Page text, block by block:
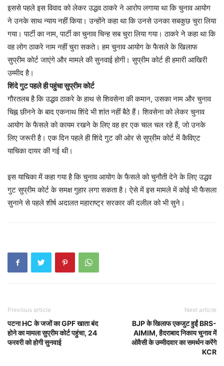
इससे पहले इस विवाद को लेकर उद्धव ठाकरे ने आरोप लगाया था कि चुनाव आयोग
ने उनके साथ न्याय नहीं किया। उन्होंने कहा था कि उनसे उनका सबकुछ चुरा लिया
गया। पार्टी का नाम, पार्टी का चुनाव चिन्ह सब चुरा लिया गया। ठाकरे ने कहा था कि
वह लोग ठाकरे नाम नहीं चुरा सकते। हम चुनाव आयोग के फैसले के खिलाफ
सुप्रीम कोर्ट जाएंगे और मामले की सुनवाई होगी। सुप्रीम कोर्ट ही हमारी आखिरी
उम्मीद है।
शिंदे गुट पहले ही पहुंचा सुप्रीम कोर्ट
गौरतलब है कि उद्धव ठाकरे के हाथ से शिवसेना की कमान, उसका नाम और चुनाव
चिह्न छीनने के बाद एकनाथ शिंदे भी शांत नहीं बैठे हैं। शिवसेना को लेकर चुनाव
आयोग के फैसले को कायम रखने के लिए वह हर एक चाल चल रहे हैं, जो उनके
लिए जरूरी है। एक दिन पहले ही शिंदे गुट की ओर से सुप्रीम कोर्ट में कैविएट
याचिका दायर की गई थी।
इस याचिका में कहा गया है कि चुनाव आयोग के फैसले को चुनौती देने के लिए उद्धव
गुट सुप्रीम कोर्ट के समक्ष गुहार लगा सकता है। ऐसे में इस मामले में कोई भी फैसला
सुनाने से पहले शीर्ष अदालत महाराष्ट्र सरकार की दलील को भी सुने।
Previous article
पटना HC के जजों का GPF खाता बंद
होने का मामला सुप्रीम कोर्ट पहुंचा, 24
फरवरी को होगी सुनवाई
Next article
BJP के खिलाफ एकजुट हुईं BRS-
AIMIM, हैदराबाद निकाय चुनाव में
ओवैसी के उम्मीदवार का समर्थन करेंगे
KCR